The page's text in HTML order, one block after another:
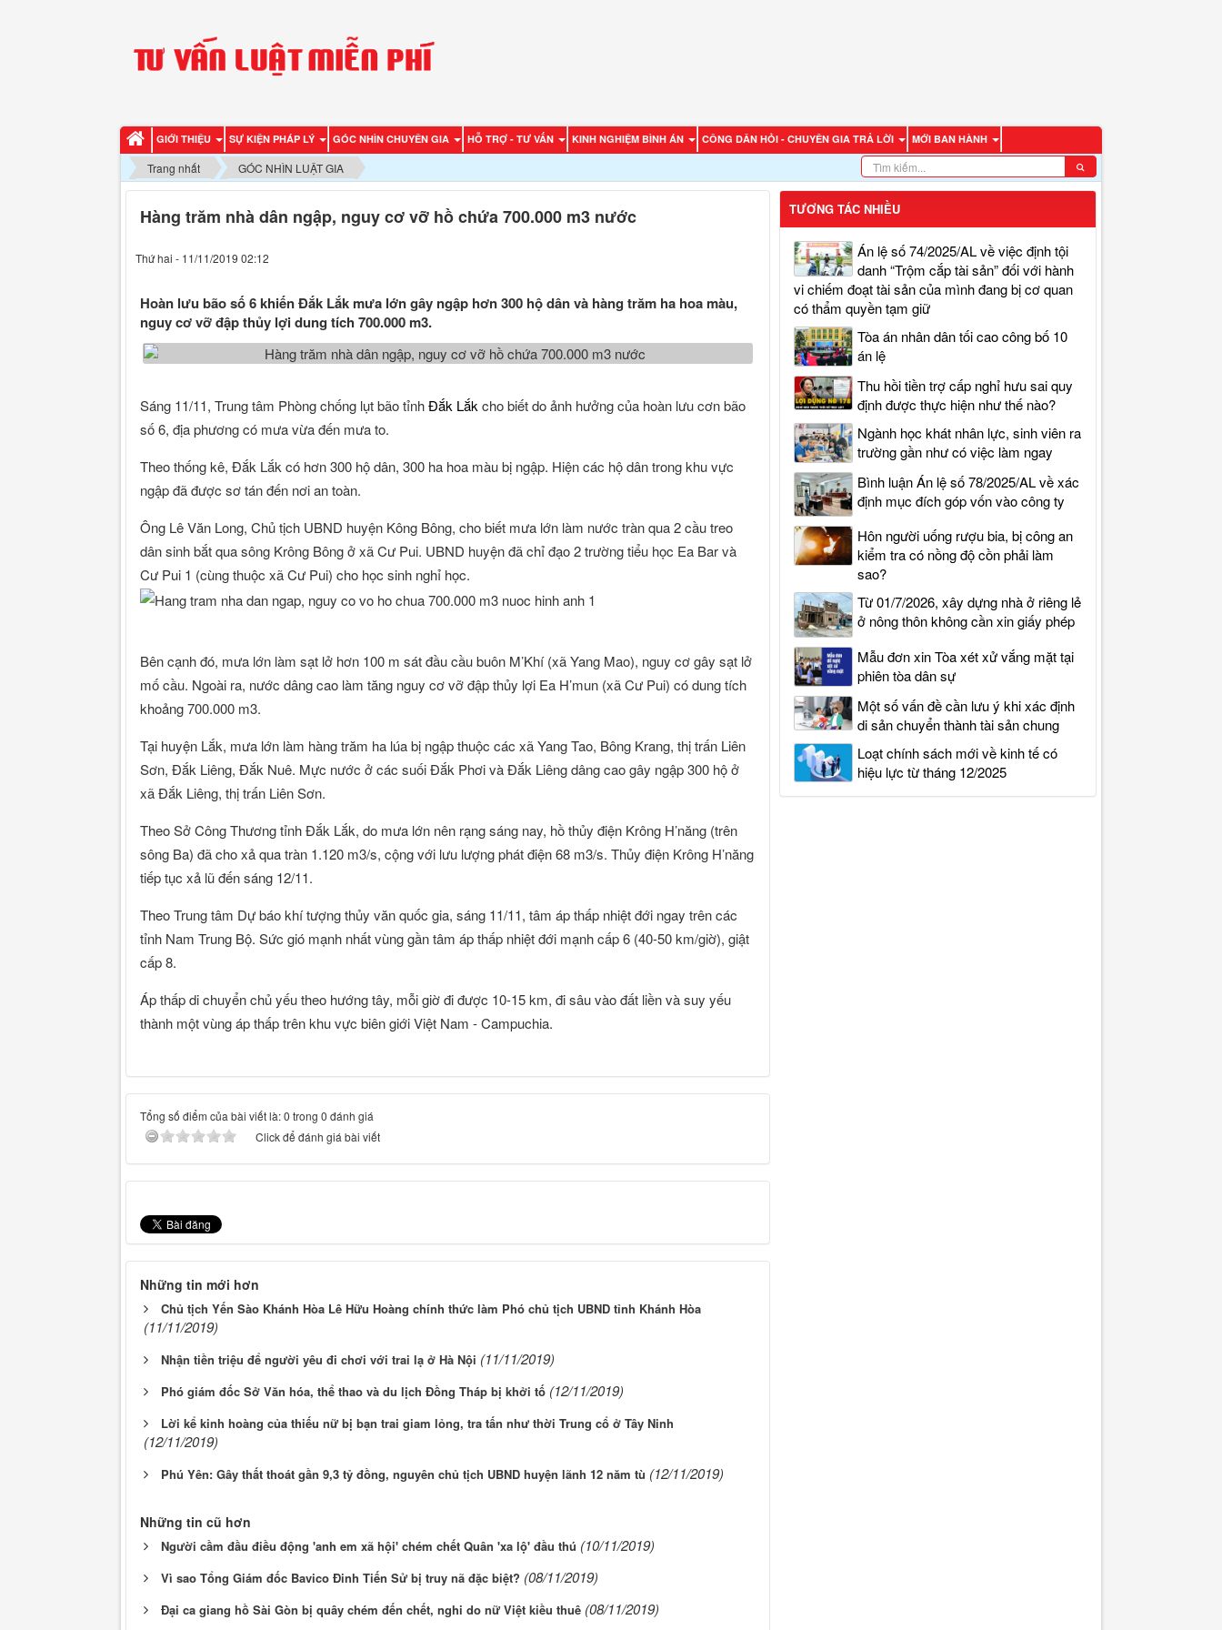
GIỚI THIỆU SỰ KIỆN PHÁP LÝ GÓC NHÌN CHUYÊN GIA HỖ TRỢ - TƯ VẤN KINH NGHIỆM BÌNH ÁN CÔNG DÂN HỎI - CHUYÊN GIA TRẢ LỜI MỚI BAN HÀNH
Trang nhất GÓC NHÌN LUẬT GIA
Hàng trăm nhà dân ngập, nguy cơ vỡ hồ chứa 700.000 m3 nước
Thứ hai - 11/11/2019 02:12
Hoàn lưu bão số 6 khiến Đắk Lắk mưa lớn gây ngập hơn 300 hộ dân và hàng trăm ha hoa màu,
nguy cơ vỡ đập thủy lợi dung tích 700.000 m3.
Sáng 11/11, Trung tâm Phòng chống lụt bão tỉnhĐắk Lắk cho biết do ảnh hưởng của hoàn lưu cơn bão
số 6, địa phương có mưa vừa đến mưa to.
Theo thống kê, Đắk Lắk có hơn 300 hộ dân, 300 ha hoa màu bị ngập. Hiện các hộ dân trong khu vực
ngập đã được sơ tán đến nơi an toàn.
Ông Lê Văn Long, Chủ tịch UBND huyện Kông Bông, cho biết mưa lớn làm nước tràn qua 2 cầu treo
dân sinh bắt qua sông Krông Bông ở xã Cư Pui. UBND huyện đã chỉ đạo 2 trường tiểu học Ea Bar và
Cư Pui 1 (cùng thuộc xã Cư Pui) cho học sinh nghỉ học.
Bên cạnh đó, mưa lớn làm sạt lở hơn 100 m sát đầu cầu buôn M’Khí (xã Yang Mao), nguy cơ gây sạt lở
mố cầu. Ngoài ra, nước dâng cao làm tăng nguy cơ vỡ đập thủy lợi Ea H’mun (xã Cư Pui) có dung tích
khoảng 700.000 m3.
Tại huyện Lắk, mưa lớn làm hàng trăm ha lúa bị ngập thuộc các xã Yang Tao, Bông Krang, thị trấn Liên
Sơn, Đắk Liêng, Đắk Nuê. Mực nước ở các suối Đắk Phơi và Đắk Liêng dâng cao gây ngập 300 hộ ở
xã Đắk Liêng, thị trấn Liên Sơn.
Theo Sở Công Thương tỉnh Đắk Lắk, do mưa lớn nên rạng sáng nay, hồ thủy điện Krông H’năng (trên
sông Ba) đã cho xả qua tràn 1.120 m3/s, cộng với lưu lượng phát điện 68 m3/s. Thủy điện Krông H’năng
tiếp tục xả lũ đến sáng 12/11.
Theo Trung tâm Dự báo khí tượng thủy văn quốc gia, sáng 11/11, tâm áp thấp nhiệt đới ngay trên các
tỉnh Nam Trung Bộ. Sức gió mạnh nhất vùng gần tâm áp thấp nhiệt đới mạnh cấp 6 (40-50 km/giờ), giật
cấp 8.
Áp thấp di chuyển chủ yếu theo hướng tây, mỗi giờ đi được 10-15 km, đi sâu vào đất liền và suy yếu
thành một vùng áp thấp trên khu vực biên giới Việt Nam - Campuchia.
Tổng số điểm của bài viết là: 0 trong 0 đánh giá
Click để đánh giá bài viết
Những tin mới hơn
Chủ tịch Yến Sào Khánh Hòa Lê Hữu Hoàng chính thức làm Phó chủ tịch UBND tỉnh Khánh Hòa
(11/11/2019)
Nhận tiền triệu để người yêu đi chơi với trai lạ ở Hà Nội (11/11/2019)
Phó giám đốc Sở Văn hóa, thể thao và du lịch Đồng Tháp bị khởi tố (12/11/2019)
Lời kể kinh hoàng của thiếu nữ bị bạn trai giam lỏng, tra tấn như thời Trung cổ ở Tây Ninh
(12/11/2019)
Phú Yên: Gây thất thoát gần 9,3 tỷ đồng, nguyên chủ tịch UBND huyện lãnh 12 năm tù (12/11/2019)
Những tin cũ hơn
Người cầm đầu điều động 'anh em xã hội' chém chết Quân 'xa lộ' đầu thú (10/11/2019)
Vì sao Tổng Giám đốc Bavico Đinh Tiến Sử bị truy nã đặc biệt? (08/11/2019)
Đại ca giang hồ Sài Gòn bị quây chém đến chết, nghi do nữ Việt kiều thuê (08/11/2019)
TƯƠNG TÁC NHIỀU
Án lệ số 74/2025/AL về việc định tội
danh “Trộm cắp tài sản” đối với hành
vi chiếm đoạt tài sản của mình đang bị cơ quan
có thẩm quyền tạm giữ
Tòa án nhân dân tối cao công bố 10
án lệ
Thu hồi tiền trợ cấp nghỉ hưu sai quy
định được thực hiện như thế nào?
Ngành học khát nhân lực, sinh viên ra
trường gần như có việc làm ngay
Bình luận Án lệ số 78/2025/AL về xác
định mục đích góp vốn vào công ty
Hôn người uống rượu bia, bị công an
kiểm tra có nồng độ cồn phải làm
sao?
Từ 01/7/2026, xây dựng nhà ở riêng lẻ
ở nông thôn không cần xin giấy phép
Mẫu đơn xin Tòa xét xử vắng mặt tại
phiên tòa dân sự
Một số vấn đề cần lưu ý khi xác định
di sản chuyển thành tài sản chung
Loạt chính sách mới về kinh tế có
hiệu lực từ tháng 12/2025